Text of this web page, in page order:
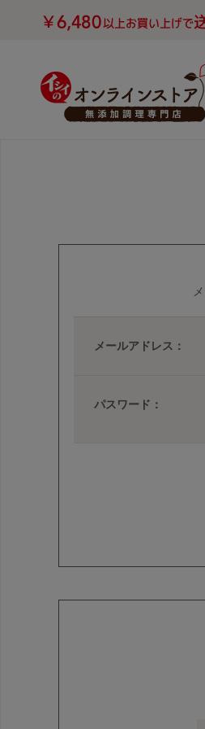
メールアドレス：
パスワード：